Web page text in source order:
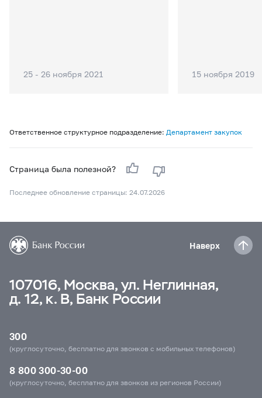
25 - 26 ноября 2021 15 ноября 2019
Ответственное структурное подразделение: Департамент закупок
Страница была полезной?
Последнее обновление страницы: 24.07.2026
Наверх
107016, Москва, ул. Неглинная,
д. 12, к. В, Банк России
300
(круглосуточно, бесплатно для звонков с мобильных телефонов)
8 800 300-30-00
(круглосуточно, бесплатно для звонков из регионов России)